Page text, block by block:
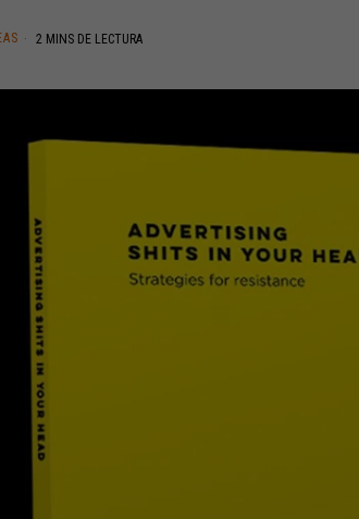
2 MINS DE LECTURA